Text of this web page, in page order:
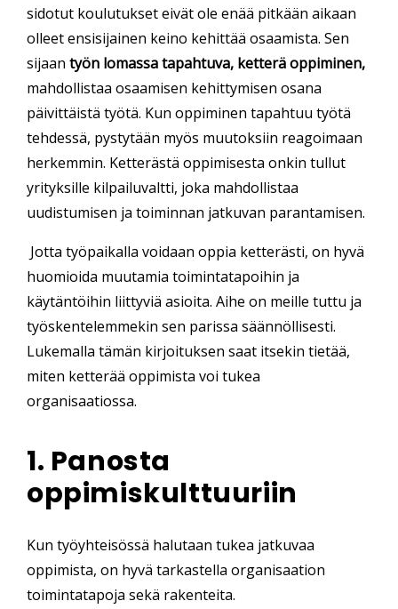
sidotut koulutukset eivät ole enää pitkään aikaan
olleet ensisijainen keino kehittää osaamista. Sen
sijaan työn lomassa tapahtuva, ketterä oppiminen,
mahdollistaa osaamisen kehittymisen osana
päivittäistä työtä. Kun oppiminen tapahtuu työtä
tehdessä, pystytään myös muutoksiin reagoimaan
herkemmin. Ketterästä oppimisesta onkin tullut
yrityksille kilpailuvaltti, joka mahdollistaa
uudistumisen ja toiminnan jatkuvan parantamisen.
Jotta työpaikalla voidaan oppia ketterästi, on hyvä
huomioida muutamia toimintatapoihin ja
käytäntöihin liittyviä asioita. Aihe on meille tuttu ja
työskentelemmekin sen parissa säännöllisesti.
Lukemalla tämän kirjoituksen saat itsekin tietää,
miten ketterää oppimista voi tukea
organisaatiossa.
1. Panosta
oppimiskulttuuriin
Kun työyhteisössä halutaan tukea jatkuvaa
oppimista, on hyvä tarkastella organisaation
toimintatapoja sekä rakenteita.